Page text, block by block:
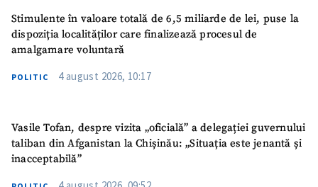
Stimulente în valoare totală de 6,5 miliarde de lei, puse la
dispoziția localităților care finalizează procesul de
amalgamare voluntară
POLITIC 4 august 2026, 10:17
Vasile Tofan, despre vizita „oficială” a delegației guvernului
taliban din Afganistan la Chișinău: „Situația este jenantă și
inacceptabilă”